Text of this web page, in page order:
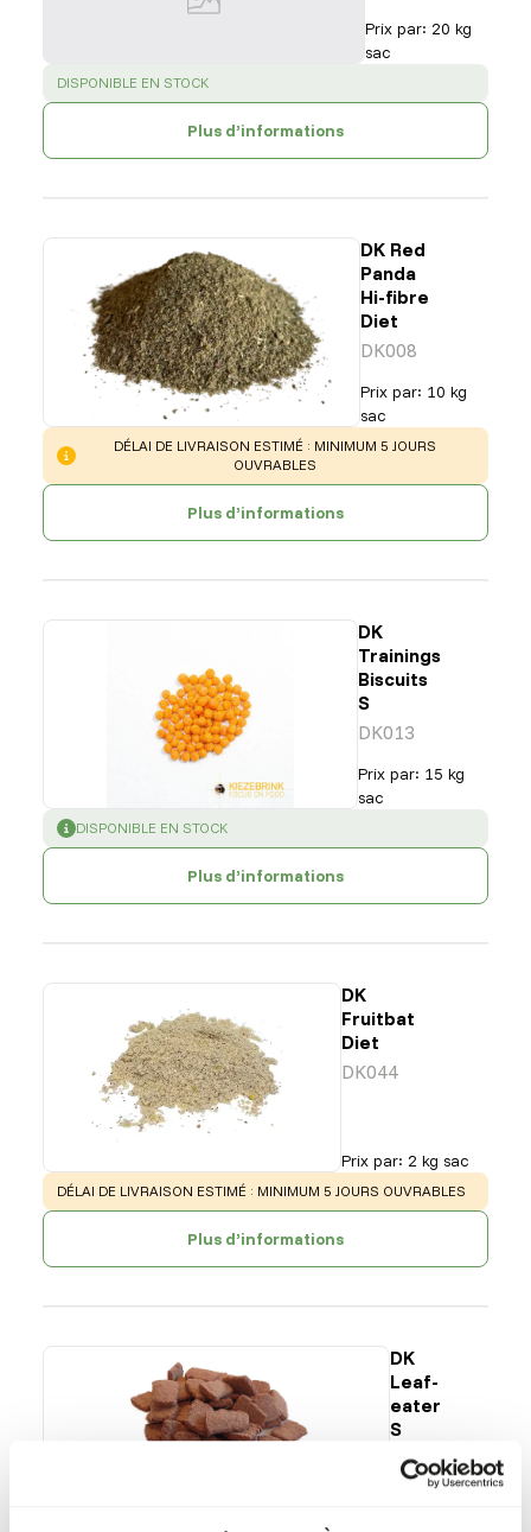
Prix par: 20 kg
sac
SUCCESS:
DISPONIBLE EN STOCK
Plus d’informations
DK Red
Panda
Hi-fibre
Diet
DK008
Prix par: 10 kg
sac
WARNING:
DÉLAI DE LIVRAISON ESTIMÉ : MINIMUM 5 JOURS
OUVRABLES
Plus d’informations
DK
Trainings
Biscuits
S
DK013
Prix par: 15 kg
sac
SUCCESS:
DISPONIBLE EN STOCK
Plus d’informations
DK
Fruitbat
Diet
DK044
Prix par: 2 kg sac
WARNING
DÉLAI DE LIVRAISON ESTIMÉ : MINIMUM 5 JOURS OUVRABLES
Plus d’informations
DK
Leaf-
eater
S
DK011